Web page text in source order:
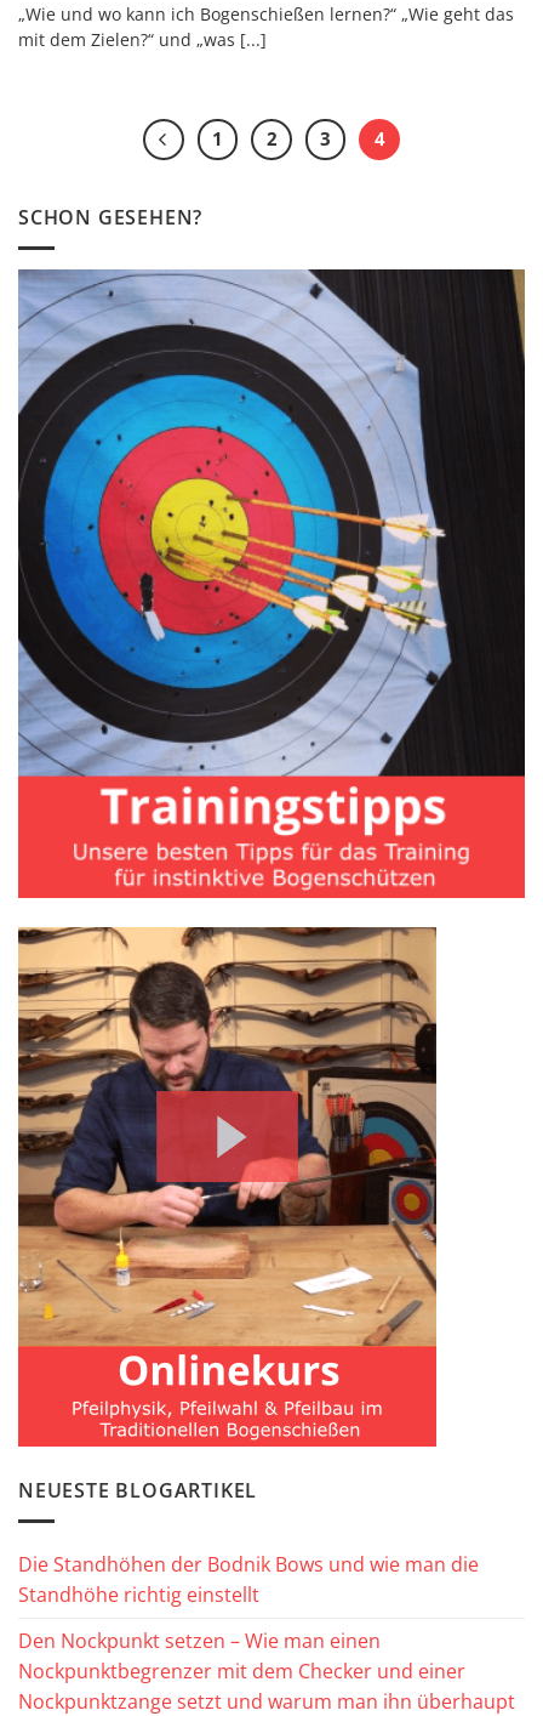
„Wie und wo kann ich Bogenschießen lernen?“ „Wie geht das
mit dem Zielen?“ und „was [...]
1 2 3 4
SCHON GESEHEN?
NEUESTE BLOGARTIKEL
Die Standhöhen der Bodnik Bows und wie man die
Standhöhe richtig einstellt
Den Nockpunkt setzen – Wie man einen
Nockpunktbegrenzer mit dem Checker und einer
Nockpunktzange setzt und warum man ihn überhaupt